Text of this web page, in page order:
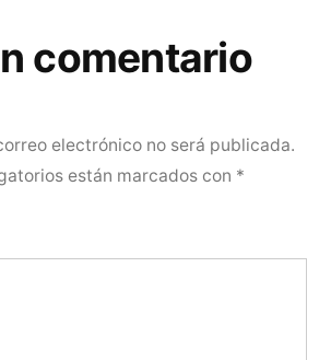
comentario
electrónico no será publicada.
están marcados con *